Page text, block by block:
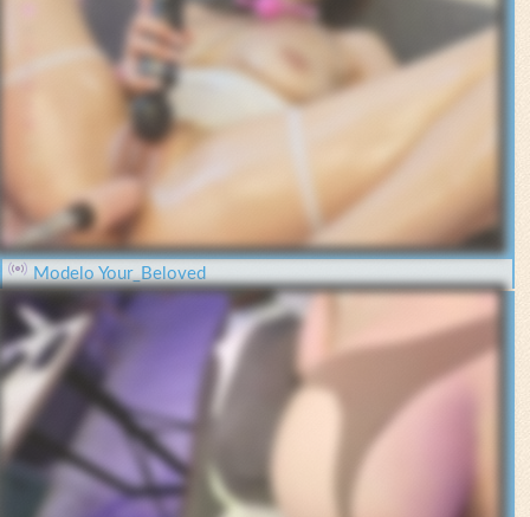
Modelo Your_Beloved